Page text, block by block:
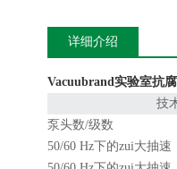
详细介绍
Vacuubrand实验室抗
技
泵头数/级数
50/60 Hz下的zui大抽速